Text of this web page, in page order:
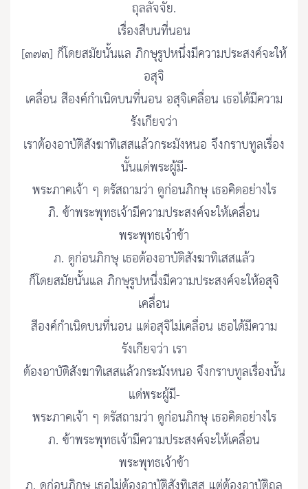
ถุลลัจจัย.
เรื่องสีบนที่นอน
[๓๗๓] ก็โดยสมัยนั้นแล ภิกษุรูปหนึ่งมีความประสงค์จะให้
อสุจิ
เคลื่อน สีองค์กำเนิดบนที่นอน อสุจิเคลื่อน เธอได้มีความ
รังเกียจว่า
เราต้องอาบัติสังฆาทิเสสแล้วกระมังหนอ จึงกราบทูลเรื่อง
นั้นแด่พระผู้มี-
พระภาคเจ้า ๆ ตรัสถามว่า ดูก่อนภิกษุ เธอคิดอย่างไร
ภิ. ข้าพระพุทธเจ้ามีความประสงค์จะให้เคลื่อน
พระพุทธเจ้าข้า
ภ. ดูก่อนภิกษุ เธอต้องอาบัติสังฆาทิเสสแล้ว
ก็โดยสมัยนั้นแล ภิกษุรูปหนึ่งมีความประสงค์จะให้อสุจิ
เคลื่อน
สีองค์กำเนิดบนที่นอน แต่อสุจิไม่เคลื่อน เธอได้มีความ
รังเกียจว่า เรา
ต้องอาบัติสังฆาทิเสสแล้วกระมังหนอ จึงกราบทูลเรื่องนั้น
แด่พระผู้มี-
พระภาคเจ้า ๆ ตรัสถามว่า ดูก่อนภิกษุ เธอคิดอย่างไร
ภ. ข้าพระพุทธเจ้ามีความประสงค์จะให้เคลื่อน
พระพุทธเจ้าข้า